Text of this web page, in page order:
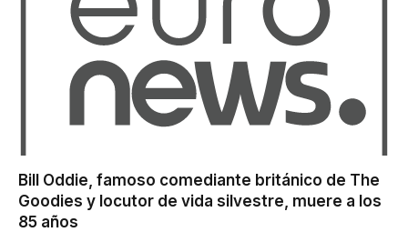
Bill Oddie, famoso comediante británico de The
Goodies y locutor de vida silvestre, muere a los
85 años